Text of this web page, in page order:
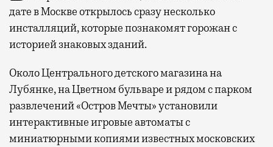
дате в Москве открылось сразу несколько
инсталляций, которые познакомят горожан с
историей знаковых зданий.
Около Центрального детского магазина на
Лубянке, на Цветном бульваре и рядом с парком
развлечений «Остров Мечты» установили
интерактивные игровые автоматы с
миниатюрными копиями известных московских